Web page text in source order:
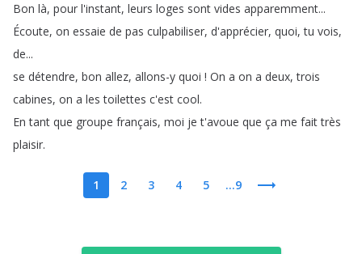
Bon là, pour l'instant, leurs loges sont vides apparemment...
Écoute, on essaie de pas culpabiliser, d'apprécier, quoi,tu vois,
de...
se détendre, bon allez, allons-y quoi ! On a on a deux,trois
cabines, on a les toilettes c'est cool.
En tant que groupe français, moi je t'avoue que ça me fait très
plaisir.
1 2 3 4 5 ...9